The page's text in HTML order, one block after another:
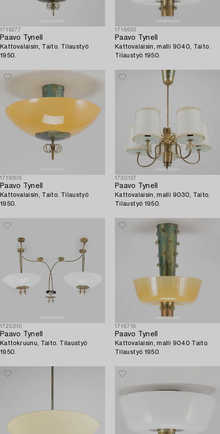
1719277
Paavo Tynell
Kattovalaisin, Taito. Tilaustyö
1950.
1718633
Paavo Tynell
Kattovalaisin, malli 9040, Taito.
Tilaustyö 1950.
1719309
Paavo Tynell
Kattovalaisin, Taito. Tilaustyö
1950.
1720127
Paavo Tynell
Kattovalaisin, malli 9030, Taito.
Tilaustyö 1950.
1720210
Paavo Tynell
Kattokruunu, Taito. Tilaustyö
1950.
1718716
Paavo Tynell
Kattovalaisin, malli 9040 Taito.
Tilaustyö 1950.